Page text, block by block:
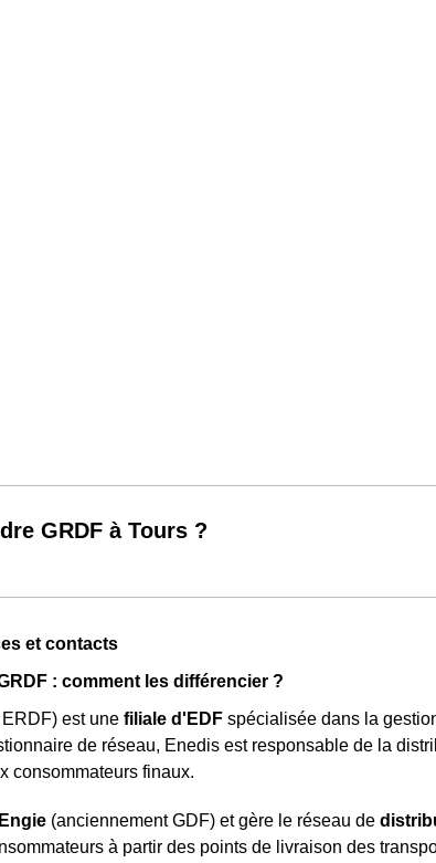
GRDF à Tours ?
et contacts
: comment les différencier ?
est une filiale d'EDF spécialisée dans la
de réseau, Enedis est responsable de la
consommateurs finaux.
(anciennement GDF) et gère le réseau de
à partir des points de livraison des